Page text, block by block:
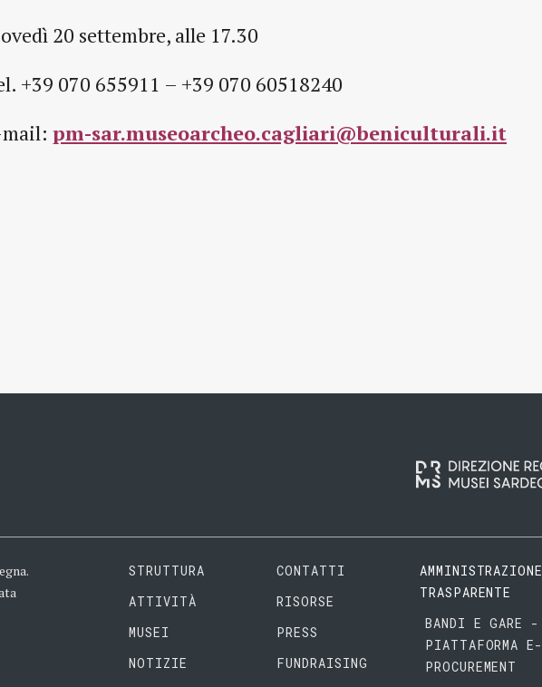
20 settembre, alle 17.30
+39 070 655911 – +39 070 60518240
pm-sar.museoarcheo.cagliari@beniculturali.it
STRUTTURA
ATTIVITÀ
MUSEI
NOTIZIE
CONTATTI
RISORSE
PRESS
FUNDRAISING
AMMINISTRAZIONE
TRASPARENTE
BANDI E GARE -
PIATTAFORMA E-
PROCUREMENT